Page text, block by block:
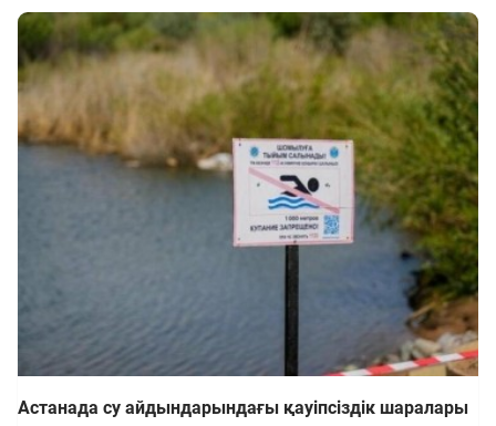
Астанада су айдындарындағы қауіпсіздік шаралары